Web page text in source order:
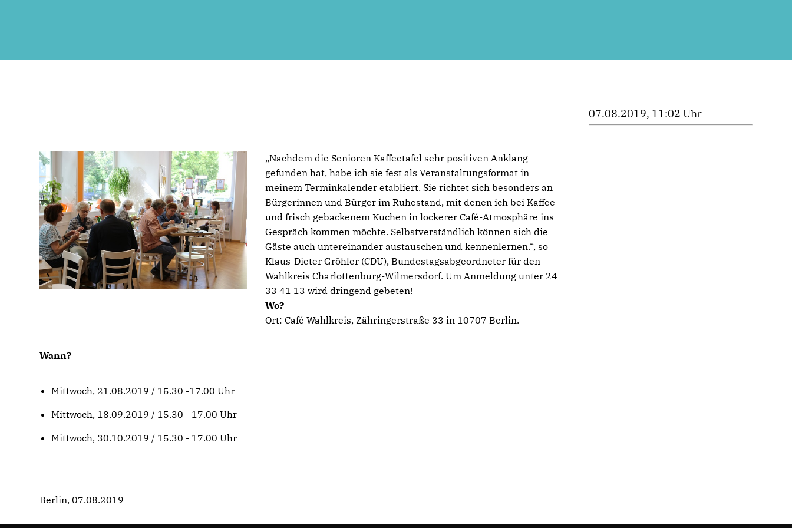
Nachdem die Senioren Kaffeetafel sehr positiven Anklang
gefunden hat, habe ich sie fest als Veranstaltungsformat in
meinem Terminkalender etabliert. Sie richtet sich besonders an
Bürgerinnen und Bürger im Ruhestand, mit denen ich bei Kaffee
und frisch gebackenem Kuchen in lockerer Café-Atmosphäre ins
Gespräch kommen möchte. Selbstverständlich können sich die
Gäste auch untereinander austauschen und kennenlernen.“, so
Klaus-Dieter Gröhler (CDU), Bundestagsabgeordneter für den
Wahlkreis Charlottenburg-Wilmersdorf. Um Anmeldung unter 24
33 41 13 wird dringend gebeten!
Wo?
Ort: Café Wahlkreis, Zähringerstraße 33 in 10707 Berlin.
Wann?
Mittwoch, 21.08.2019 / 15.30 -17.00 Uhr
Mittwoch, 18.09.2019 / 15.30 - 17.00 Uhr
Mittwoch, 30.10.2019 / 15.30 - 17.00 Uhr
Berlin, 07.08.2019
07.08.2019, 11:02 Uhr